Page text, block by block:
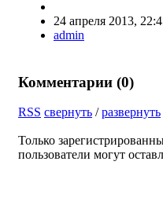
24 апреля 2013,
admin
Комментарии (0)
RSS свернуть /развернуть
Только
пользователи могут